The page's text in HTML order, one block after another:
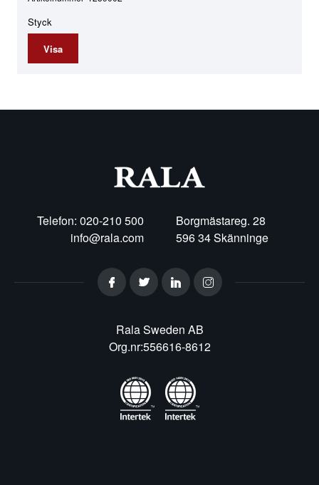
Styck
Visa
Telefon: 020-210 500
info@rala.com
Borgmästareg. 28
596 34 Skänninge
Rala Sweden AB
Org.nr:556616-8612